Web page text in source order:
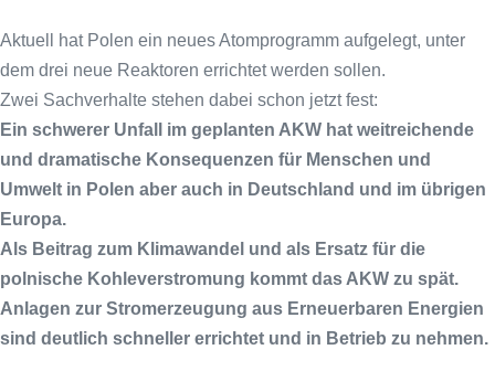
Aktuell hat Polen ein neues Atomprogramm aufgelegt, unter
dem drei neue Reaktoren errichtet werden sollen.
Zwei Sachverhalte stehen dabei schon jetzt fest:
Ein schwerer Unfall im geplanten AKW hat weitreichende
und dramatische Konsequenzen für Menschen und
Umwelt in Polen aber auch in Deutschland und im übrigen
Europa.
Als Beitrag zum Klimawandel und als Ersatz für die
polnische Kohleverstromung kommt das AKW zu spät.
Anlagen zur Stromerzeugung aus Erneuerbaren Energien
sind deutlich schneller errichtet und in Betrieb zu nehmen.